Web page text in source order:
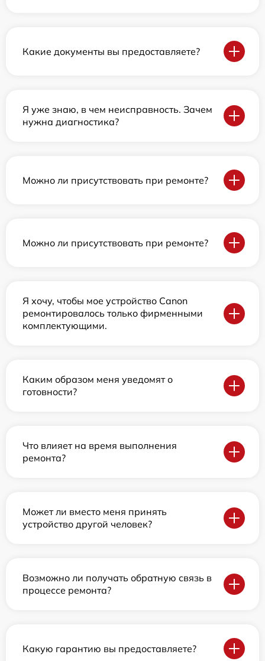
Какие документы вы предоставляете?
Я уже знаю, в чем неисправность. Зачем
нужна диагностика?
Можно ли присутствовать при ремонте?
Можно ли присутствовать при ремонте?
Я хочу, чтобы мое устройство Canon
ремонтировалось только фирменными
комплектующими.
Каким образом меня уведомят о
готовности?
Что влияет на время выполнения
ремонта?
Может ли вместо меня принять
устройство другой человек?
Возможно ли получать обратную связь в
процессе ремонта?
Какую гарантию вы предоставляете?